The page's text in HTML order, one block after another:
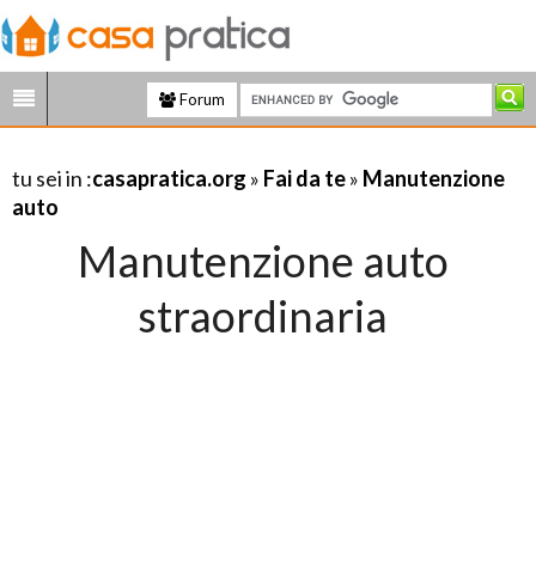
Forum
tu sei in :casapratica.org » Fai da te» Manutenzione
auto
Manutenzione auto
straordinaria